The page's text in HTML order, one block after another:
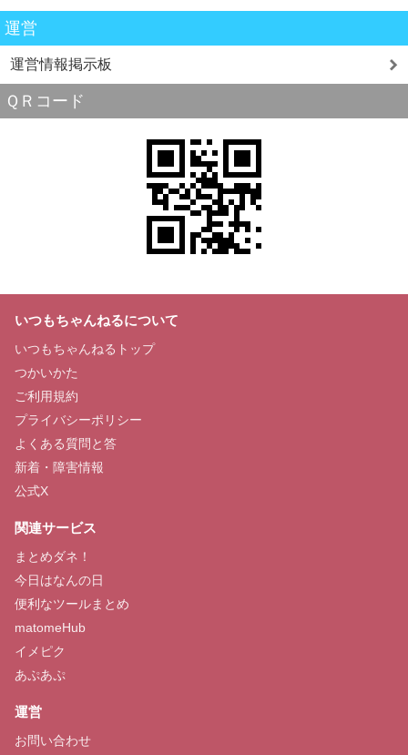
運営
運営情報掲示板
ＱＲコード
いつもちゃんねるについて
いつもちゃんねるトップ
つかいかた
ご利用規約
プライバシーポリシー
よくある質問と答
新着・障害情報
公式X
関連サービス
まとめダネ！
今日はなんの日
便利なツールまとめ
matomeHub
イメピク
あぷあぷ
運営
お問い合わせ